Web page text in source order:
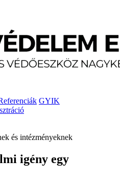
GYIK
és intézményeknek
igény egy